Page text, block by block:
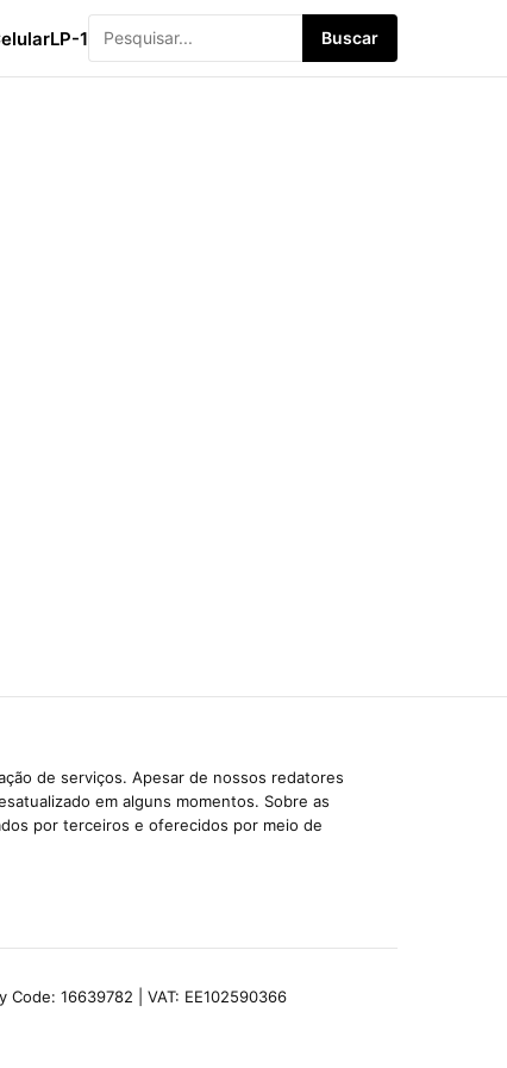
LP-1 Buscar
de serviços. Apesar de nossos redatores
em alguns momentos. Sobre as
por terceiros e oferecidos por meio de
16639782 | VAT: EE102590366